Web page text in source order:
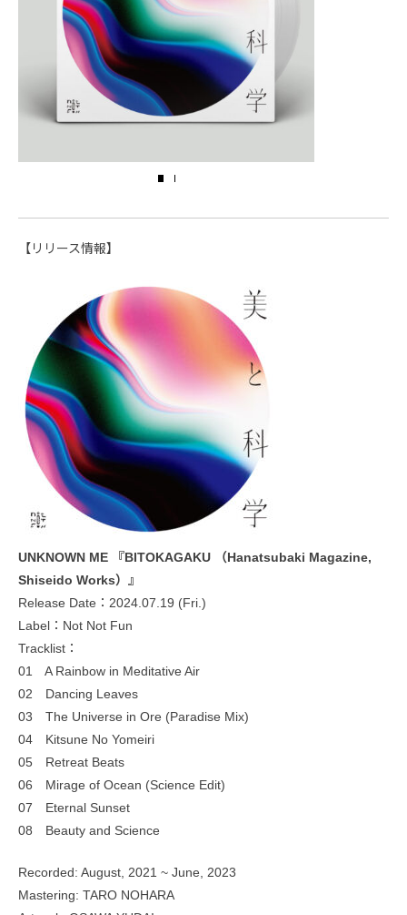
【リリース情報】
UNKNOWN ME 『BITOKAGAKU （Hanatsubaki Magazine,
Shiseido Works）』
Release Date：2024.07.19 (Fri.)
Label：Not Not Fun
Tracklist：
01 A Rainbow in Meditative Air
02 Dancing Leaves
03 The Universe in Ore (Paradise Mix)
04 Kitsune No Yomeiri
05 Retreat Beats
06 Mirage of Ocean (Science Edit)
07 Eternal Sunset
08 Beauty and Science
Recorded: August, 2021 ~ June, 2023
Mastering: TARO NOHARA